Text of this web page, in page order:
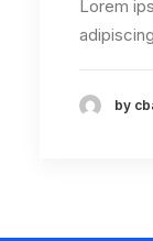
Lorem
by